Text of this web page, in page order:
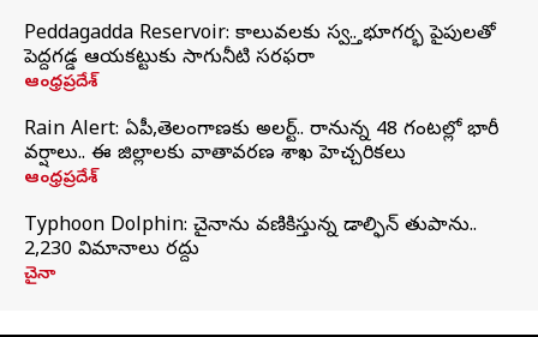
Peddagadda Reservoir: కాలువలకు స్వస్తి.. భూగర్భ పైపులతో
పెద్దగడ్డ ఆయకట్టుకు సాగునీటి సరఫరా
ఆంధ్రప్రదేశ్
Rain Alert: ఏపీ,తెలంగాణకు అలర్ట్.. రానున్న 48 గంటల్లో భారీ
వర్షాలు.. ఈ జిల్లాలకు వాతావరణ శాఖ హెచ్చరికలు
ఆంధ్రప్రదేశ్
Typhoon Dolphin: చైనాను వణికిస్తున్న డాల్ఫిన్‌ తుపాను..
2,230 విమానాలు రద్దు
చైనా